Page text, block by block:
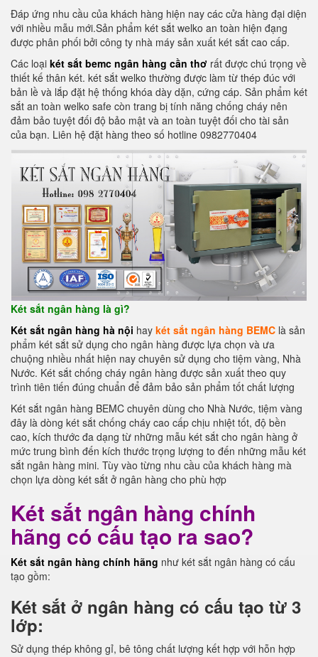
Đáp ứng nhu cầu của khách hàng hiện nay các cửa hàng đại diện
với nhiều mẫu mới.Sản phẩm két sắt welko an toàn hiện đạng
được phân phối bởi công ty nhà máy sản xuất két sắt cao cấp.
Các loại két sắt bemc ngân hàng cần thơ rất được chú trọng về
thiết kế thân két. két sắt welko thường được làm từ thép đúc với
bản lề và lắp đặt hệ thống khóa dày dặn, cứng cáp. Sản phẩm két
sắt an toàn welko safe còn trang bị tính năng chống cháy nên
đảm bảo tuyệt đối độ bảo mật và an toàn tuyệt đối cho tài sản
của bạn. Liên hệ đặt hàng theo số hotline 0982770404
Két sắt ngân hàng là gì?
Két sắt ngân hàng hà nội hay két sắt ngân hàng BEMC là sản
phẩm két sắt sử dụng cho ngân hàng được lựa chọn và ưa
chuộng nhiều nhất hiện nay chuyên sử dụng cho tiệm vàng, Nhà
Nước. Két sắt chống cháy ngân hàng được sản xuất theo quy
trình tiên tiến đúng chuẩn để đảm bảo sản phẩm tốt chất lượng
Két sắt ngân hàng BEMC chuyên dùng cho Nhà Nước, tiệm vàng
đây là dòng két sắt chống cháy cao cấp chịu nhiệt tốt, độ bền
cao, kích thước đa dạng từ những mẫu két sắt cho ngân hàng ở
mức trung bình đến kích thước trọng lượng to đến những mẫu két
sắt ngân hàng mini. Tùy vào từng nhu cầu của khách hàng mà
chọn lựa dòng két sắt ở ngân hàng cho phù hợp
Két sắt ngân hàng chính
hãng có cấu tạo ra sao?
Két sắt ngân hàng chính hãng như két sắt ngân hàng có cấu
tạo gồm:
Két sắt ở ngân hàng có cấu tạo từ 3
lớp:
Sử dụng thép không gỉ, bê tông chất lượng kết hợp với hỗn hợp